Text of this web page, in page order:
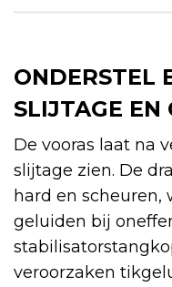
ONDERSTEL
SLIJTAGE EN
De vooras laat na
slijtage zien. De
hard en
geluiden bij
veroorzaken